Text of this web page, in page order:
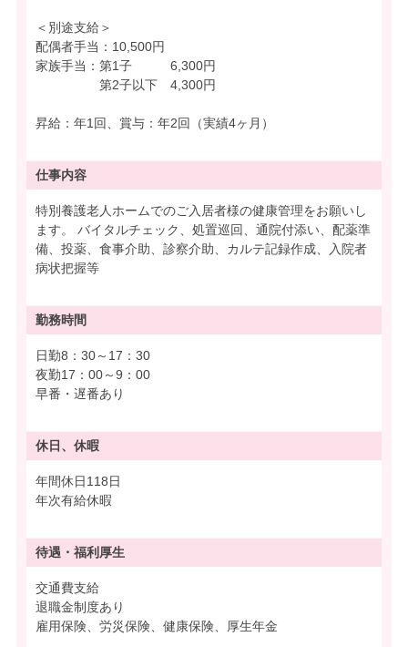
＜別途支給＞
配偶者手当：10,500円
家族手当：第1子 6,300円
第2子以下 4,300円
昇給：年1回、賞与：年2回（実績4ヶ月）
仕事内容
特別養護老人ホームでのご入居者様の健康管理をお願いし
ます。 バイタルチェック、処置巡回、通院付添い、配薬準
備、投薬、食事介助、診察介助、カルテ記録作成、入院者
病状把握等
勤務時間
日勤8：30～17：30
夜勤17：00～9：00
早番・遅番あり
休日、休暇
年間休日118日
年次有給休暇
待遇・ 福利厚生
交通費支給
退職金制度あり
雇用保険、労災保険、健康保険、厚生年金